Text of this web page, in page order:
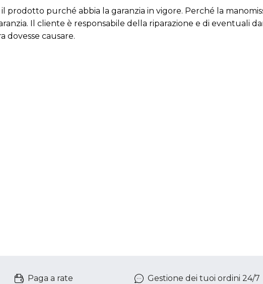
prodotto purché abbia la garanzia in vigore. Perché la
Il cliente è responsabile della riparazione e di eventuali
causare.
Paga a rate Gestione dei tuoi ordini 24/7